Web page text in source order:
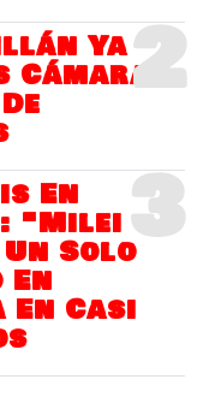
2
Ya
Cámaras
3
En
"Milei
Solo
En Casi